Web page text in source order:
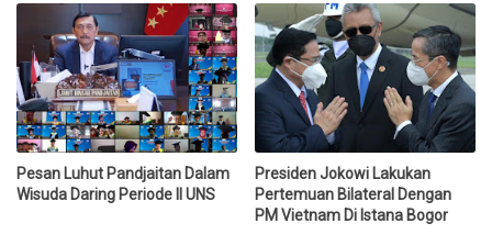
Pesan Luhut Pandjaitan Dalam
Wisuda Daring Periode II UNS
Presiden Jokowi Lakukan
Pertemuan Bilateral Dengan
PM Vietnam Di Istana Bogor